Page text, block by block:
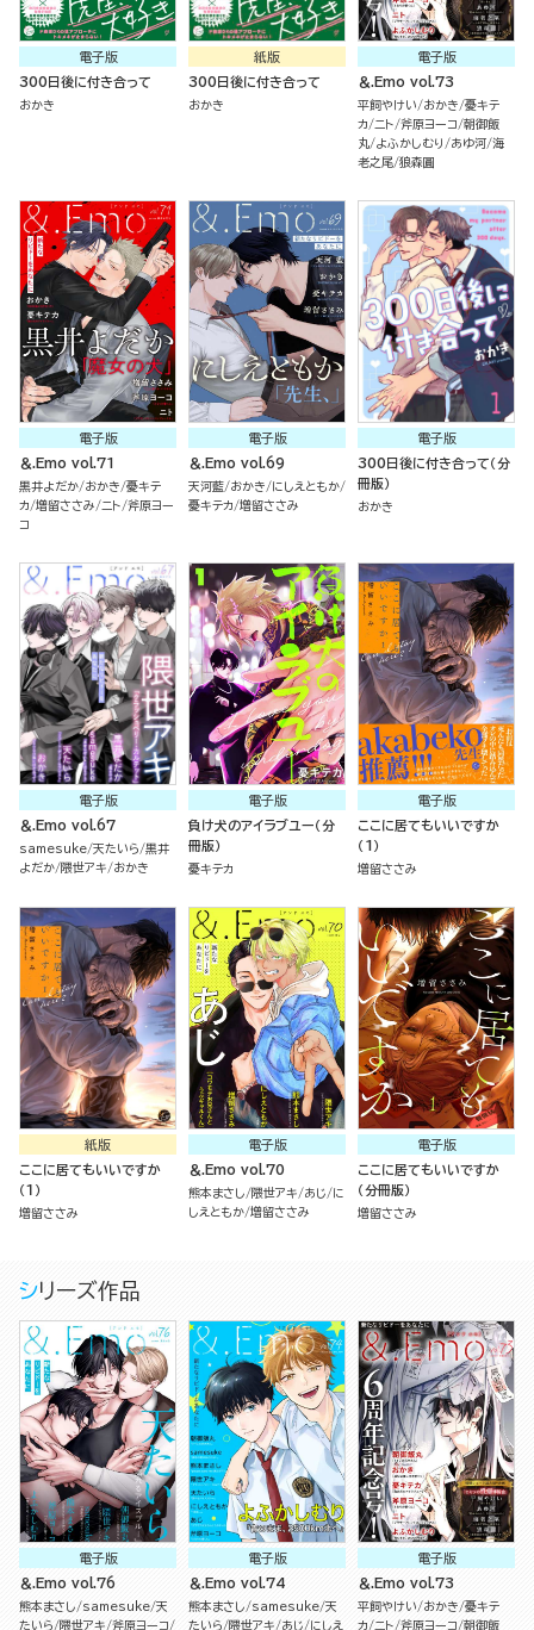
電子版
300日後に付き合って
おかき
紙版
300日後に付き合って
おかき
電子版
＆.Emo vol.73
平飼やけい おかき 憂キテ
カ
ニト 斧原ヨーコ 朝御飯
丸 よふかしむり あゆ河 海
老之尾 狼森圓
電子版
＆.Emo vol.71
黒井よだか おかき 憂キテ
カ 増留ささみ ニト 斧原ヨー
コ
電子版
＆.Emo vol.69
天河藍 おかき
にしえともか
憂キテカ 増留ささみ
電子版
300日後に付き合って（分
冊版）
おかき
電子版
＆.Emo vol.67
samesuke 天たいら 黒井
よだか 隈世アキ おかき
電子版
負け犬のアイラブユー（分
冊版）
憂キテカ
電子版
ここに居てもいいですか
（1）
増留ささみ
紙版
ここに居てもいいですか
（１）
増留ささみ
電子版
＆.Emo vol.70
熊本まさし 隈世アキ あじ
に
しえともか 増留ささみ
電子版
ここに居てもいいですか
（分冊版）
増留ささみ
シリーズ作品
電子版
＆.Emo vol.76
熊本まさし samesuke 天
たいら
隈世アキ 斧原ヨーコ
電子版
＆.Emo vol.74
熊本まさし samesuke 天
たいら
隈世アキ あじ
にしえ
電子版
＆.Emo vol.73
平飼やけい おかき 憂キテ
カ
ニト 斧原ヨーコ 朝御飯